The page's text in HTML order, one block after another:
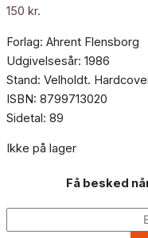
150 kr.
Forlag: Ahrent Flensborg
Udgivelsesår: 1986
Stand: Velholdt.
ISBN: 8799713020
Sidetal: 89
Ikke på lager
Få besked